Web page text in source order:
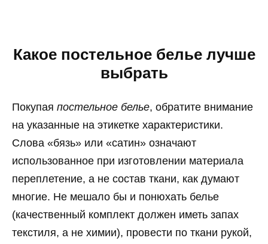
Какое постельное белье лучше
выбрать
Покупая постельное белье, обратите внимание
на указанные на этикетке характеристики.
Слова «бязь» или «сатин» означают
использованное при изготовлении материала
переплетение, а не состав ткани, как думают
многие. Не мешало бы и понюхать белье
(качественный комплект должен иметь запах
текстиля, а не химии), провести по ткани рукой,